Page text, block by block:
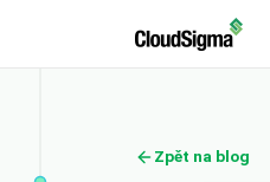
Zpět na blog